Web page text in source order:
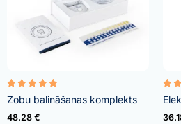
Rated
4.95
out of 5
Zobu balināšanas komplekts
48.28 €
out